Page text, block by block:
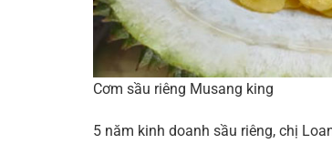
Cơm sầu riêng Musang king
5 năm kinh doanh sầu riêng, chị